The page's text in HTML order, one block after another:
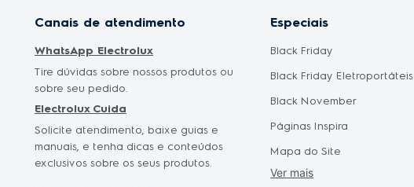
Canais de atendimento
WhatsApp Electrolux
Tire dúvidas sobre nossos produtos ou
sobre seu pedido.
Electrolux Cuida
Solicite atendimento, baixe guias e
manuais, e tenha dicas e conteúdos
exclusivos sobre os seus produtos.
Especiais
Black Friday
Black Friday Eletroportáteis
Black November
Páginas Inspira
Mapa do Site
Cyber Monday
Ver mais